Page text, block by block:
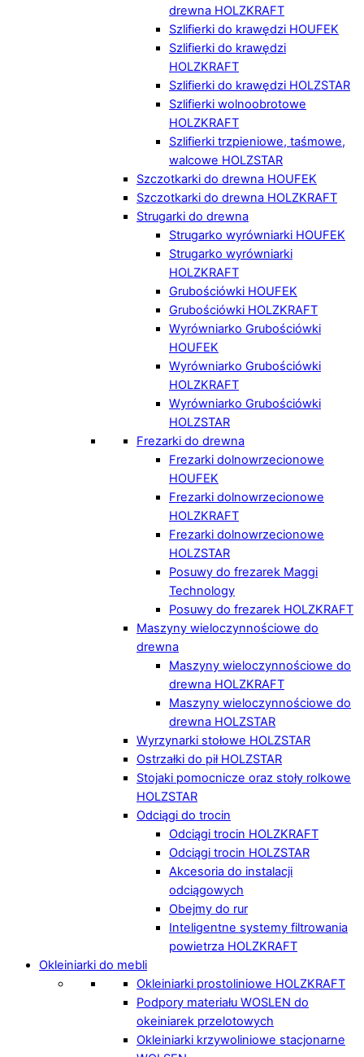
drewna HOLZKRAFT
Szlifierki do krawędzi HOUFEK
Szlifierki do krawędzi
HOLZKRAFT
Szlifierki do krawędzi HOLZSTAR
Szlifierki wolnoobrotowe
HOLZKRAFT
Szlifierki trzpieniowe, taśmowe,
walcowe HOLZSTAR
Szczotkarki do drewna HOUFEK
Szczotkarki do drewna HOLZKRAFT
Strugarki do drewna
Strugarko wyrówniarki HOUFEK
Strugarko wyrówniarki
HOLZKRAFT
Grubościówki HOUFEK
Grubościówki HOLZKRAFT
Wyrówniarko Grubościówki
HOUFEK
Wyrówniarko Grubościówki
HOLZKRAFT
Wyrówniarko Grubościówki
HOLZSTAR
Frezarki do drewna
Frezarki dolnowrzecionowe
HOUFEK
Frezarki dolnowrzecionowe
HOLZKRAFT
Frezarki dolnowrzecionowe
HOLZSTAR
Posuwy do frezarek Maggi
Technology
Posuwy do frezarek HOLZKRAFT
Maszyny wieloczynnościowe do
drewna
Maszyny wieloczynnościowe do
drewna HOLZKRAFT
Maszyny wieloczynnościowe do
drewna HOLZSTAR
Wyrzynarki stołowe HOLZSTAR
Ostrzałki do pił HOLZSTAR
Stojaki pomocnicze oraz stoły rolkowe
HOLZSTAR
Odciągi do trocin
Odciągi trocin HOLZKRAFT
Odciągi trocin HOLZSTAR
Akcesoria do instalacji
odciągowych
Obejmy do rur
Inteligentne systemy filtrowania
powietrza HOLZKRAFT
Okleiniarki do mebli
Okleiniarki prostoliniowe HOLZKRAFT
Podpory materiału WOSLEN do
okeiniarek przelotowych
Okleiniarki krzywoliniowe stacjonarne